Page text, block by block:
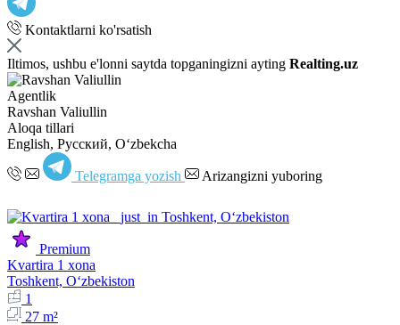
Kontaktlarni ko'rsatish
Iltimos, ushbu e'lonni saytda topganingizni ayting Realting.uz
Agentlik
Ravshan Valiullin
Aloqa tillari
English, Русский, Oʻzbekcha
Telegramga yozish Arizangizni yuboring
Premium
Kvartira 1 xona
Toshkent, Oʻzbekiston
1
27 m²